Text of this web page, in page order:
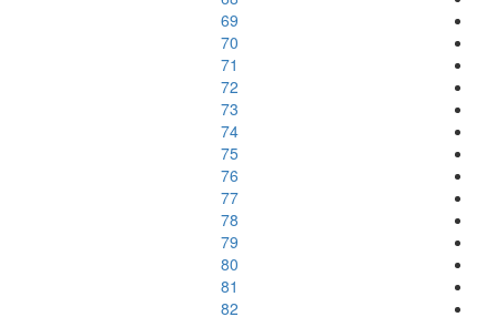
69
70
71
72
73
74
75
76
77
78
79
80
81
82